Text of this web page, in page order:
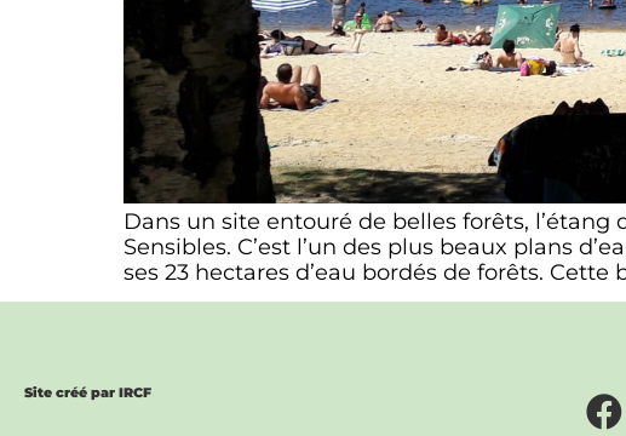
Dans un site entouré de belles forêts,
Sensibles. C’est l’un des plus beaux plans
ses 23 hectares d’eau bordés de forêts.
Site créé par IRCF